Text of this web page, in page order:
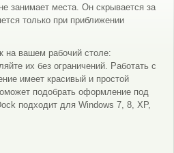
занимает места. Он скрывается за
только при приближении
на вашем рабочий столе:
их без ограничений. Работать с
имеет красивый и простой
подобрать оформление под
подходит для Windows 7, 8, XP,